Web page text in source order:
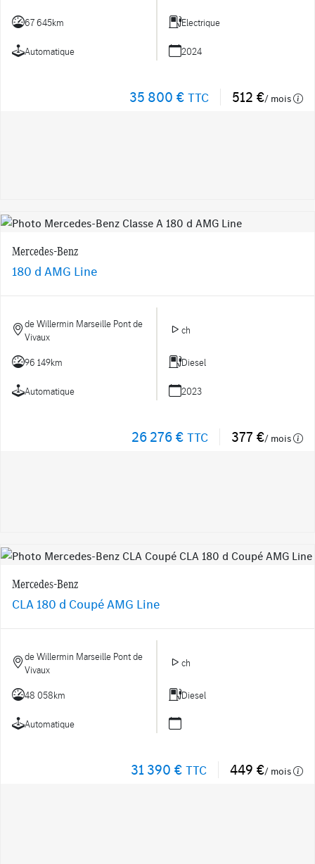
67 645km Electrique
Automatique 2024
35 800 € TTC 512 €/ mois
Mercedes-Benz
180 d AMG Line
de Willermin Marseille Pont de
Vivaux
ch
96 149km Diesel
Automatique 2023
26 276 € TTC 377 €/ mois
Mercedes-Benz
CLA 180 d Coupé AMG Line
de Willermin Marseille Pont de
Vivaux
ch
48 058km Diesel
Automatique
31 390 € TTC 449 €/ mois